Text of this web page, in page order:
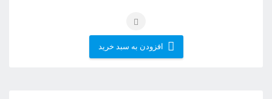
افزودن به سبد خرید